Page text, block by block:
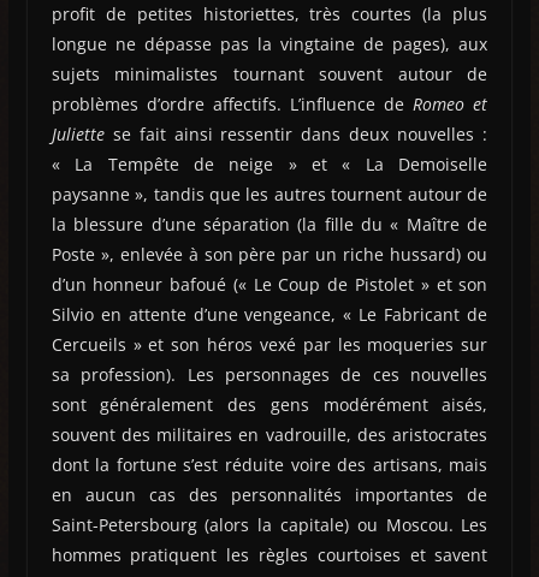
profit de petites historiettes, très courtes (la plus
longue ne dépasse pas la vingtaine de pages), aux
sujets minimalistes tournant souvent autour de
problèmes d’ordre affectifs. L’influence deRomeo et
Juliettese fait ainsi ressentir dans deux nouvelles :
« La Tempête de neige » et « La Demoiselle
paysanne », tandis que les autres tournent autour de
la blessure d’une séparation (la fille du « Maître de
Poste », enlevée à son père par un riche hussard) ou
d’un honneur bafoué (« Le Coup de Pistolet » et son
Silvio en attente d’une vengeance, « Le Fabricant de
Cercueils » et son héros vexé par les moqueries sur
sa profession). Les personnages de ces nouvelles
sont généralement des gens modérément aisés,
souvent des militaires en vadrouille, des aristocrates
dont la fortune s’est réduite voire des artisans, mais
en aucun cas des personnalités importantes de
Saint-Petersbourg (alors la capitale) ou Moscou. Les
hommes pratiquent les règles courtoises et savent